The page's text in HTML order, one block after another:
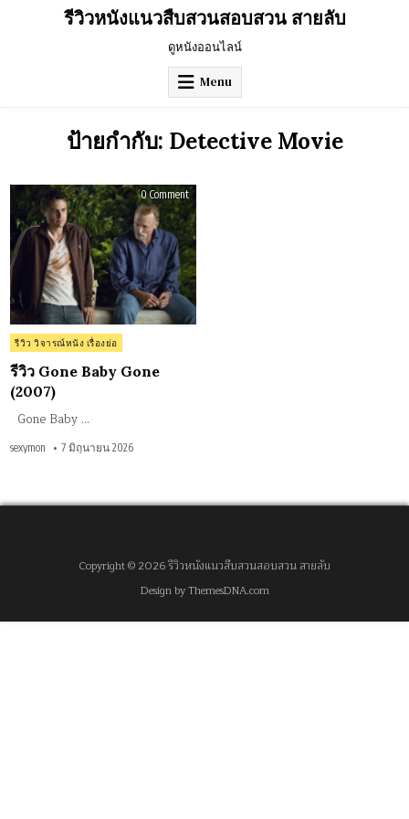
รีวิวหนังแนวสืบสวนสอบสวน สายลับ
ดูหนังออนไลน์
Menu
ป้ายกำกับ: Detective Movie
0 Commenton
รีวิว
Gone
Baby
Gone
(2007)
Posted
in
รีวิว วิจารณ์หนัง เรื่องย่อ
รีวิว Gone Baby Gone
(2007)
Gone Baby …
sexymon 7 มิถุนายน 2026
Copyright © 2026 รีวิวหนังแนวสืบสวนสอบสวน สายลับ
Design by ThemesDNA.com